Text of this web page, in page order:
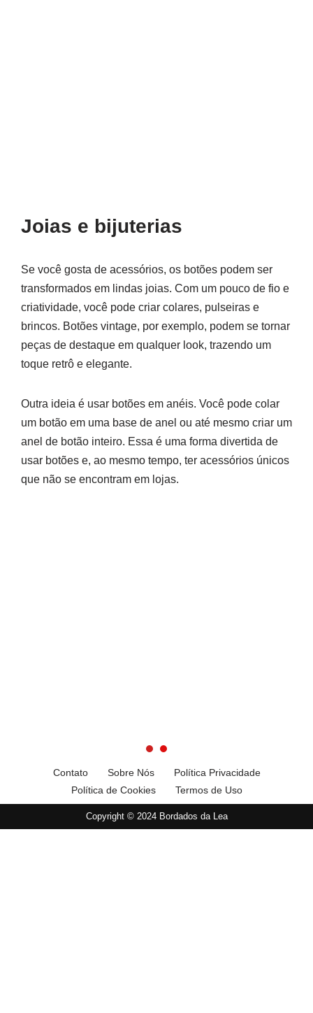
Joias e bijuterias
Se você gosta de acessórios, os botões podem ser
transformados em lindas joias. Com um pouco de fio e
criatividade, você pode criar colares, pulseiras e
brincos. Botões vintage, por exemplo, podem se tornar
peças de destaque em qualquer look, trazendo um
toque retrô e elegante.
Outra ideia é usar botões em anéis. Você pode colar
um botão em uma base de anel ou até mesmo criar um
anel de botão inteiro. Essa é uma forma divertida de
usar botões e, ao mesmo tempo, ter acessórios únicos
que não se encontram em lojas.
Contato Sobre Nós
Política Privacidade
Política de Cookies
Termos de Uso
Copyright © 2024 Bordados da Lea